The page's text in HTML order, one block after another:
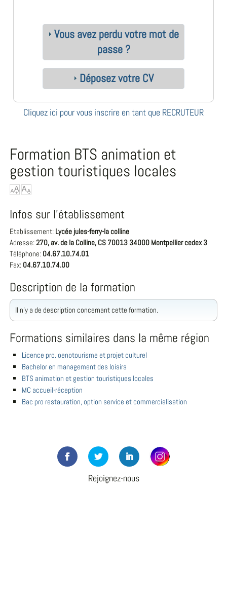
Vous avez perdu votre mot de
passe ?
Déposez votre CV
Cliquez ici pour vous inscrire en tant que RECRUTEUR
Formation BTS animation et
gestion touristiques locales
Infos sur l'établissement
Etablissement: Lycée jules-ferry-la colline
Adresse:270, av. de la Colline, CS 70013 34000 Montpellier cedex 3
Téléphone: 04.67.10.74.01
Fax: 04.67.10.74.00
Description de la formation
Il n'y a de description concernant cette formation.
Formations similaires dans la même région
Licence pro. oenotourisme et projet culturel
Bachelor en management des loisirs
BTS animation et gestion touristiques locales
MC accueil-réception
Bac pro restauration, option service et commercialisation
Rejoignez-nous